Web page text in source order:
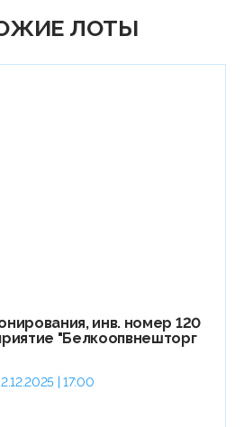
ЛОТЫ
инв. номер 120
"Белкоопвнешторг
| 17:00